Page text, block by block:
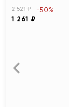
2 521 ₽
1 261 ₽
-50%